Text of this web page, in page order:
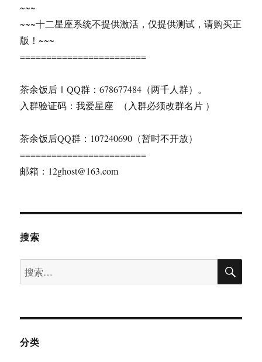
~~~
~~~十二星座系统不提供激活，仅提供测试，请购买正
版！~~~
========================
茶余饭后ⅠQQ群：678677484（两千人群）。
入群验证码：我爱星座 （入群必须改群名片 ）
茶余饭后QQ群：107240690（暂时不开放）
========================
邮箱：12ghost@163.com
搜索
搜
索：
搜
分类